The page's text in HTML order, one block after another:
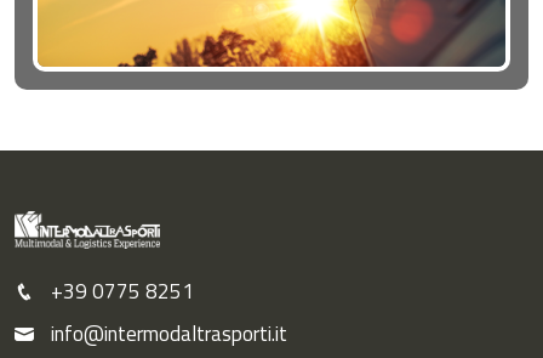
+39 0775 8251
info@intermodaltrasporti.it